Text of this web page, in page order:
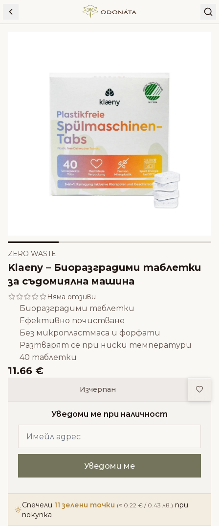
Skip to content
ZERO WASTE
Klaeny – Биоразградими таблетки
за съдомиялна машина
Няма отзиви
Биоразградими таблетки
Ефективно почистване
Без микропластмаса и форфати
Разтварят се при ниски температури
40 таблетки
11.66 €
Изчерпан
Уведоми ме при наличност
Спечели 11 зелени точки (≈ 0.22 € / 0.43 лв.) при
покупка